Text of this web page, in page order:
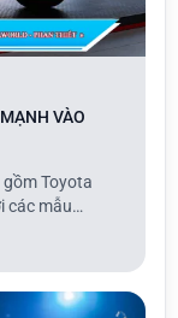
VÀO
Toyota
các mẫu
đều được